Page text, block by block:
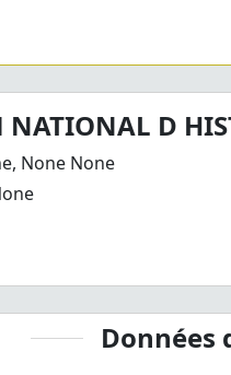
NATIONAL D
None None
Données